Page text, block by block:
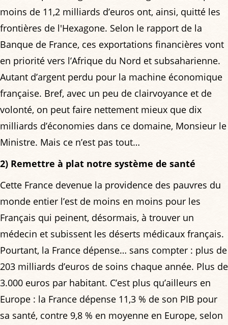
moins de 11,2 milliards d’euros ont, ainsi, quitté les
frontières de l'Hexagone. Selon le rapport de la
Banque de France, ces exportations financières vont
en priorité vers l’Afrique du Nord et subsaharienne.
Autant d’argent perdu pour la machine économique
française. Bref, avec un peu de clairvoyance et de
volonté, on peut faire nettement mieux que dix
milliards d’économies dans ce domaine, Monsieur le
Ministre. Mais ce n’est pas tout…
2) Remettre à plat notre système de santé
Cette France devenue la providence des pauvres du
monde entier l’est de moins en moins pour les
Français qui peinent, désormais, à trouver un
médecin et subissent les déserts médicaux français.
Pourtant, la France dépense… sans compter : plus de
203 milliards d’euros de soins chaque année. Plus de
3.000 euros par habitant. C’est plus qu’ailleurs en
Europe : la France dépense 11,3 % de son PIB pour
sa santé, contre 9,8 % en moyenne en Europe, selon